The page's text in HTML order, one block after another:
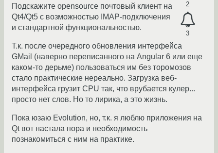
2
3
Подскажите opensource почтовый клиент на
Qt4/Qt5 с возможностью IMAP-подключения
и стандартной функциональностью.
Т.к. после очередного обновления интерфейса
GMail (наверно переписанного на Angular 6 или еще
каком-то дерьме) пользоваться им без торомозов
стало практические нереально. Загрузка веб-
интерфейса грузит CPU так, что врубается кулер...
просто нет слов. Но то лирика, а это жизнь.
Пока юзаю Evolution, но, т.к. я люблю приложения на
Qt вот настала пора и необходимость
познакомиться с ним на практике.